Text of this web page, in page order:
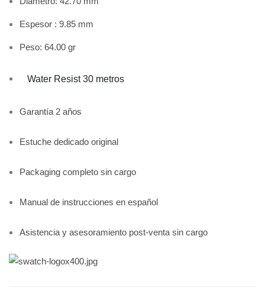
Espesor : 9.85 mm
Peso: 64.00 gr
Water Resist 30 metros
Garantía 2 años
Estuche dedicado original
Packaging completo sin cargo
Manual de instrucciones en español
Asistencia y asesoramiento post-venta sin cargo